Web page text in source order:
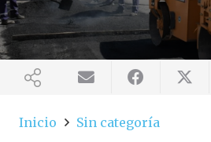
Inicio Sin categoría